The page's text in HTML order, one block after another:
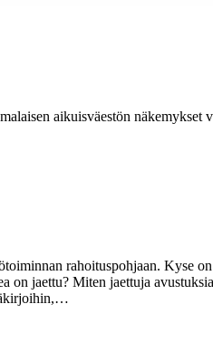
aikuisväestön näkemykset
rahoituspohjaan. Kyse
jaettu? Miten jaettuja